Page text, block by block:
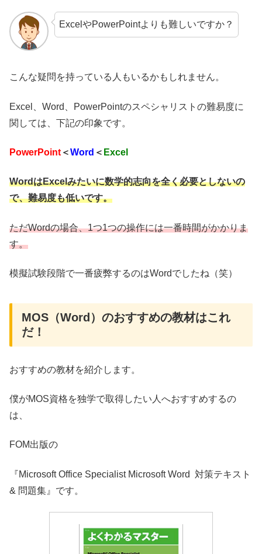
ExcelやPowerPointよりも難しいですか？
こんな疑問を持っている人もいるかもしれません。
Excel、Word、PowerPointのスペシャリストの難易度に
関しては、下記の印象です。
PowerPoint ＜Word ＜ Excel
WordはExcelみたいに数学的志向を全く必要としないの
で、難易度も低いです。
ただWordの場合、1つ1つの操作には一番時間がかかりま
す。
模擬試験段階で一番疲弊するのはWordでしたね（笑）
MOS（Word）のおすすめの教材はこれ
だ！
おすすめの教材を紹介します。
僕がMOS資格を独学で取得したい人へおすすめするの
は、
FOM出版の
『Microsoft Office Specialist Microsoft Word 対策テキスト
& 問題集』です。